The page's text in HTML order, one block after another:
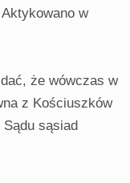
w
że wówczas w
z Kościuszków
sąsiad